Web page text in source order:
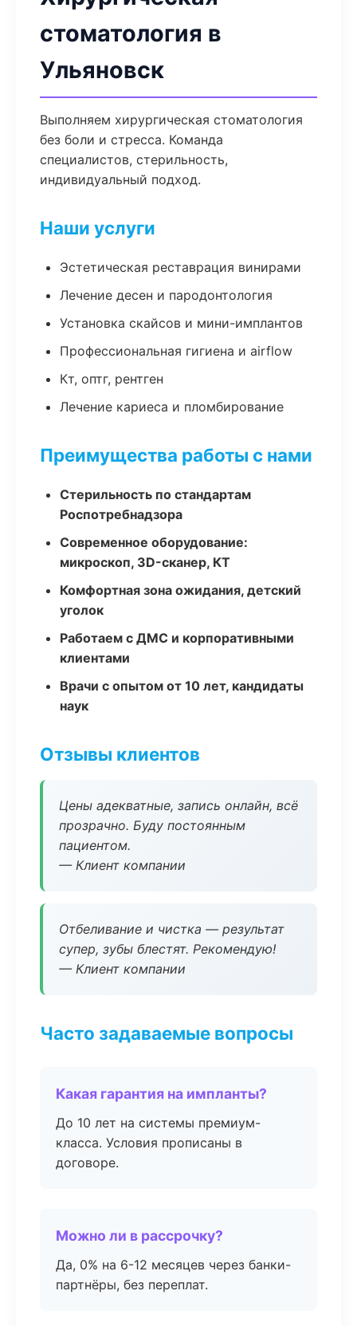
стоматология в
Ульяновск
Выполняем хирургическая стоматология
без боли и стресса. Команда
специалистов, стерильность,
индивидуальный подход.
Наши услуги
Эстетическая реставрация винирами
Лечение десен и пародонтология
Установка скайсов и мини-имплантов
Профессиональная гигиена и airflow
Кт, оптг, рентген
Лечение кариеса и пломбирование
Преимущества работы с нами
Стерильность по стандартам
Роспотребнадзора
Современное оборудование:
микроскоп, 3D-сканер, КТ
Комфортная зона ожидания, детский
уголок
Работаем с ДМС и корпоративными
клиентами
Врачи с опытом от 10 лет, кандидаты
наук
Отзывы клиентов
Цены адекватные, запись онлайн, всё
прозрачно. Буду постоянным
пациентом.
— Клиент компании
Отбеливание и чистка — результат
супер, зубы блестят. Рекомендую!
— Клиент компании
Часто задаваемые вопросы
Какая гарантия на импланты?
До 10 лет на системы премиум-
класса. Условия прописаны в
договоре.
Можно ли в рассрочку?
Да, 0% на 6-12 месяцев через банки-
партнёры, без переплат.